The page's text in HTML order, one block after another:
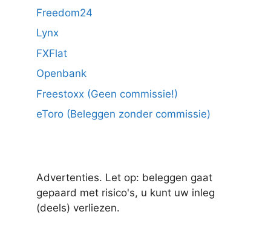
Freedom24
Lynx
FXFlat
Openbank
Freestoxx (Geen commissie!)
eToro (Beleggen zonder commissie)
Advertenties. Let op: beleggen gaat
gepaard met risico's, u kunt uw inleg
(deels) verliezen.